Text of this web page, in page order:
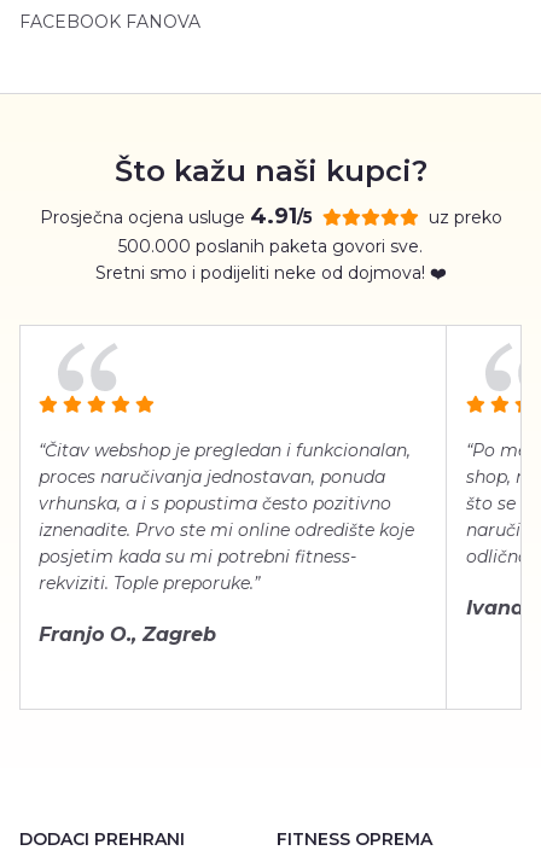
FACEBOOK FANOVA
Što kažu naši kupci?
Prosječna ocjena usluge 4.91/5
uz preko
500.000 poslanih paketa govori sve.
Sretni smo i podijeliti neke od dojmova! ❤️
“Čitav webshop je pregledan i funkcionalan,
proces naručivanja jednostavan, ponuda
vrhunska, a i s popustima često pozitivno
iznenadite. Prvo ste mi online odredište koje
posjetim kada su mi potrebni fitness-
rekviziti. Tople preporuke.”
Franjo O., Zagreb
“Po
shop,
što se
naručiti,
odlično
Ivana
DODACI PREHRANI FITNESS OPREMA